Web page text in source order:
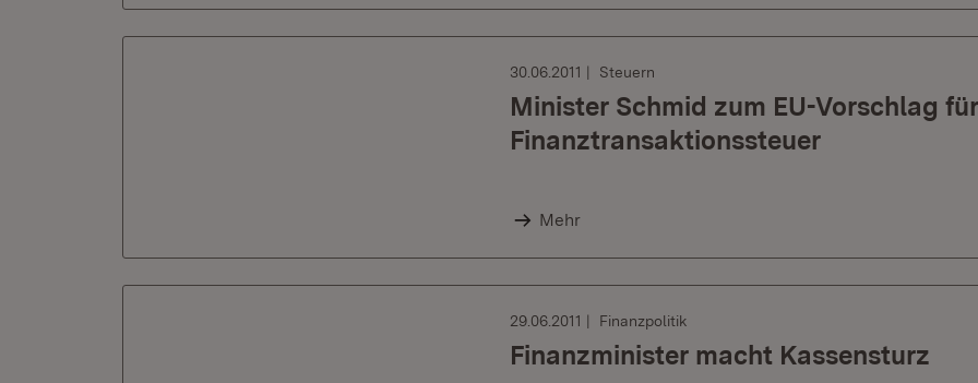
30.06.2011 Steuern
Minister Schmid zum EU-Vorschlag
Finanztransaktionssteuer
Mehr
29.06.2011 Finanzpolitik
Finanzminister macht Kassensturz